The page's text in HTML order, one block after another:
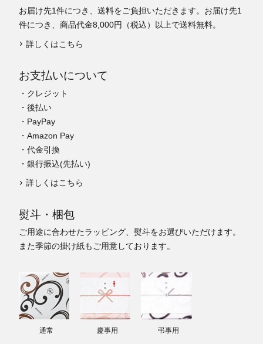
お届け先1件につき、送料をご負担いただきます。お届け先1
件につき、商品代金8,000円（税込）以上で送料無料。
詳しくはこちら
お支払いについて
・クレジット
・後払い
・PayPay
・Amazon Pay
・代金引換
・銀行振込(先払い)
詳しくはこちら
熨斗・梱包
ご用途に合わせたラッピング、熨斗をお選びいただけます。
また季節の掛け紙もご用意しております。
通常 慶事用 弔事用